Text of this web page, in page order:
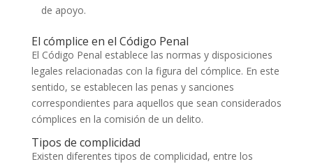
de apoyo.
El cómplice en el Código Penal
El Código Penal establece las normas y disposiciones
legales relacionadas con la figura del cómplice. En este
sentido, se establecen las penas y sanciones
correspondientes para aquellos que sean considerados
cómplices en la comisión de un delito.
Tipos de complicidad
Existen diferentes tipos de complicidad, entre los